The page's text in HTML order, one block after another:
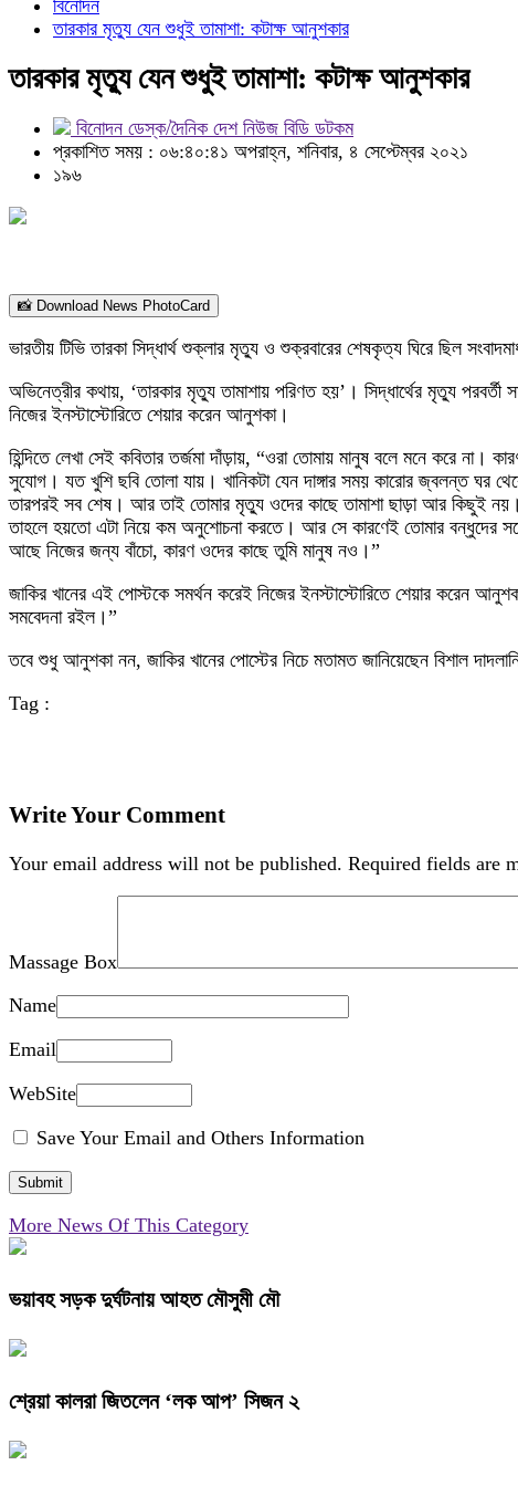
বিনোদন
তারকার মৃত্যু যেন শুধুই তামাশা: কটাক্ষ আনুশকার
তারকার মৃত্যু যেন শুধুই তামাশা: কটাক্ষ আনুশকার
বিনোদন ডেস্ক/দৈনিক দেশ নিউজ বিডি ডটকম
প্রকাশিত সময় : ০৬:৪০:৪১ অপরাহ্ন, শনিবার, ৪ সেপ্টেম্বর ২০২১
১৯৬
📸 Download News PhotoCard
ভারতীয় টিভি তারকা সিদ্ধার্থ শুক্লার মৃত্যু ও শুক্রবারের শেষকৃত্য ঘিরে ছিল
অভিনেত্রীর কথায়, ‘তারকার মৃত্যু তামাশায় পরিণত হয়’। সিদ্ধার্থের মৃত্যু
নিজের ইনস্টাস্টোরিতে শেয়ার করেন আনুশকা।
হিন্দিতে লেখা সেই কবিতার তর্জমা দাঁড়ায়, “ওরা তোমায় মানুষ বলে মনে করে
সুযোগ। যত খুশি ছবি তোলা যায়। খানিকটা যেন দাঙ্গার সময় কারোর জ্বলন্ত
তারপরই সব শেষ। আর তাই তোমার মৃত্যু ওদের কাছে তামাশা ছাড়া আর কিছুই নয়।
তাহলে হয়তো এটা নিয়ে কম অনুশোচনা করতে। আর সে কারণেই তোমার বন্ধুদের
আছে নিজের জন্য বাঁচো, কারণ ওদের কাছে তুমি মানুষ নও।”
জাকির খানের এই পোস্টকে সমর্থন করেই নিজের ইনস্টাস্টোরিতে শেয়ার করেন
সমবেদনা রইল।”
তবে শুধু আনুশকা নন, জাকির খানের পোস্টের নিচে মতামত জানিয়েছেন বিশাল
Tag :
Write Your Comment
Your email address will not be published. Required fields are
Massage Box
Name
Email
WebSite
Save Your Email and Others Information
More News Of This Category
ভয়াবহ সড়ক দুর্ঘটনায় আহত মৌসুমী মৌ
শ্রেয়া কালরা জিতলেন ‘লক আপ’ সিজন ২